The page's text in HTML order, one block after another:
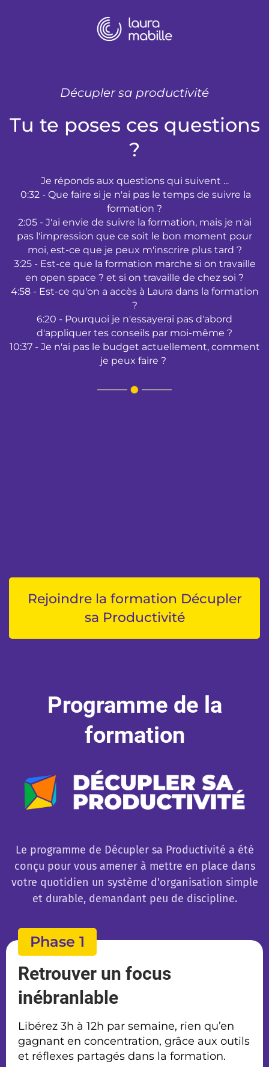
Décupler sa productivité
Tu te poses ces questions
?
Je réponds aux questions qui suivent ...
0:32 - Que faire si je n'ai pas le temps de suivre la
formation ?
2:05 - J'ai envie de suivre la formation, mais je n'ai
pas l'impression que ce soit le bon moment pour
moi, est-ce que je peux m'inscrire plus tard ?
3:25 - Est-ce que la formation marche si on travaille
en open space ? et si on travaille de chez soi ?
4:58 - Est-ce qu'on a accès à Laura dans la formation
?
6:20 - Pourquoi je n'essayerai pas d'abord
d'appliquer tes conseils par moi-même ?
10:37 - Je n'ai pas le budget actuellement, comment
je peux faire ?
Rejoindre la formation Décupler
sa Productivité
Programme de la
formation
Le programme de Décupler sa Productivité a été
conçu pour vous amener à mettre en place dans
votre quotidien un système d'organisation simple
et durable, demandant peu de discipline.
Phase 1
Retrouver un focus
inébranlable
Libérez 3h à 12h par semaine, rien qu’en
gagnant en concentration, grâce aux outils
et réflexes partagés dans la formation.